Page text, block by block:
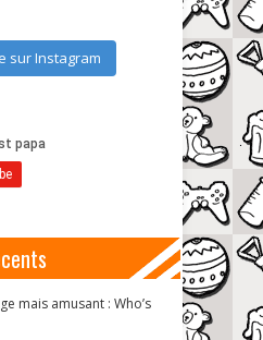
sur Instagram
mais amusant : Who’s